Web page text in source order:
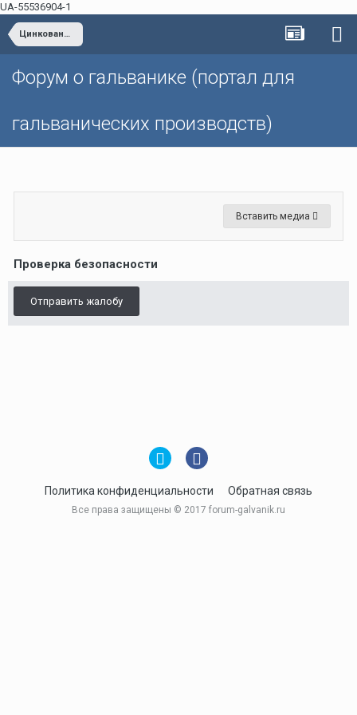
UA-55536904-1
Цинкование, кадмирование
Форум о гальванике (портал для
гальванических производств)
Вставить медиа
Проверка безопасности
Отправить жалобу
Политика конфиденциальности Обратная связь
Все права защищены © 2017 forum-galvanik.ru